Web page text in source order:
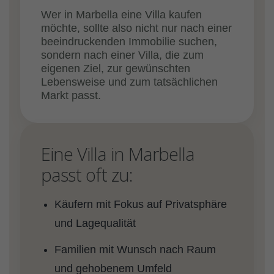
Wer in Marbella eine Villa kaufen
möchte, sollte also nicht nur nach einer
beeindruckenden Immobilie suchen,
sondern nach einer Villa, die zum
eigenen Ziel, zur gewünschten
Lebensweise und zum tatsächlichen
Markt passt.
Eine Villa in Marbella
passt oft zu:
Käufern mit Fokus auf Privatsphäre
und Lagequalität
Familien mit Wunsch nach Raum
und gehobenem Umfeld